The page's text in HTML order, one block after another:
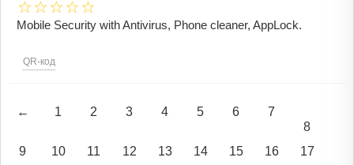
Mobile Security with Antivirus, Phone cleaner, AppLock.
QR-код
← 1 2 3 4 5 6
7
8
9
10 11 12 13 14 15 16
17